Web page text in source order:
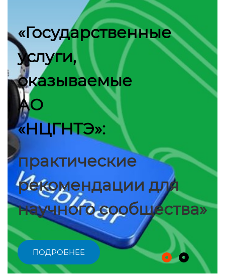
«Государственные
услуги,
оказываемые
АО
«НЦГНТЭ»:
практические
рекомендации для
научного сообщества»
ПОДРОБНЕЕ